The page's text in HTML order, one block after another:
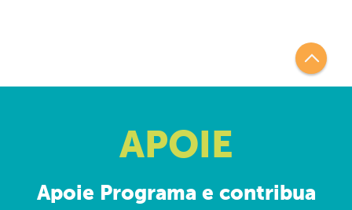
APOIE
Apoie Programa e contribua